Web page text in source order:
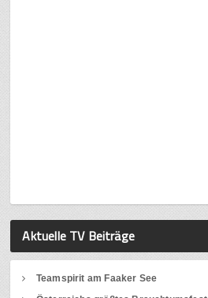
Aktuelle TV Beiträge
Teamspirit am Faaker See